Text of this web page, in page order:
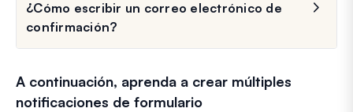
¿Cómo escribir un correo electrónico de
confirmación?
A continuación, aprenda a crear múltiples
notificaciones de formulario